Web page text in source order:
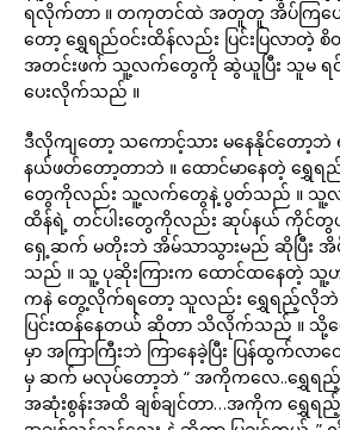
ရလိုက်တာ ။ တကုတင်ထဲ အတူတူ အိပ်ကြပ
တော့ ရွှေရည်ဝင်းထိန်လည်း ပြင်းပြလာတဲ့
အတင်းဖက် သူ့လက်တွေကို ဆွဲယူပြီး သူမ ရ
ပေးလိုက်သည် ။
ဒီလိုကျတော့ သကောင့်သား မနေနိုင်တော့ဘဲ
နယ်ဖတ်တော့တာဘဲ ။ ထောင်မာနေတဲ့ ရွှေရ
တွေကိုလည်း သူ့လက်တွေနဲ့ ပွတ်သည် ။ သူ့လ
ထိန်ရဲ့ တင်ပါးတွေကိုလည်း ဆုပ်နယ် ကိုင်တွ
ရှေ့ဆက် မတိုးဘဲ အိမ်သာသွားမည် ဆိုပြီး
သည် ။ သူ့ ပုဆိုးကြားက ထောင်ထနေတဲ့ သူ့
ကနဲ တွေ့လိုက်ရတော့ သူလည်း ရွှေရည့်လို
ပြင်းထန်နေတယ် ဆိုတာ သိလိုက်သည် ။
မှာ အကြာကြီးဘဲ ကြာနေခဲ့ပြီး ပြန်ထွက်
မှ ဆက် မလုပ်တော့ဘဲ “ အကိုကလေ..ရွှေ
အဆုံးစွန်းအထိ ချစ်ချင်တာ…အကိုက ရွှေ